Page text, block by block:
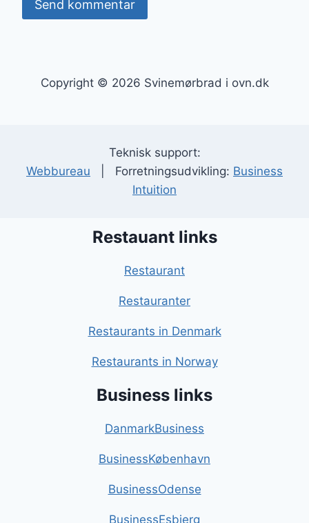
Copyright © 2026 Svinemørbrad i ovn.dk
Teknisk support:
Webbureau | Forretningsudvikling: Business
Intuition
Restauant links
Restaurant
Restauranter
Restaurants in Denmark
Restaurants in Norway
Business links
DanmarkBusiness
BusinessKøbenhavn
BusinessOdense
BusinessEsbjerg